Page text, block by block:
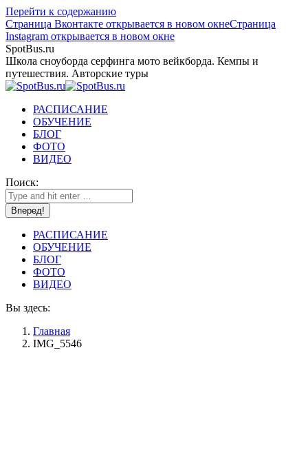
Перейти к содержанию
Страница Вконтакте открывается в новом окнеСтраница
Instagram открывается в новом окне
SpotBus.ru
Школа сноуборда серфинга мото вейкборда. Кемпы и
путешествия. Авторские туры
РАСПИСАНИЕ
ОБУЧЕНИЕ
БЛОГ
ФОТО
ВИДЕО
Поиск:
РАСПИСАНИЕ
ОБУЧЕНИЕ
БЛОГ
ФОТО
ВИДЕО
Вы здесь:
Главная
IMG_5546